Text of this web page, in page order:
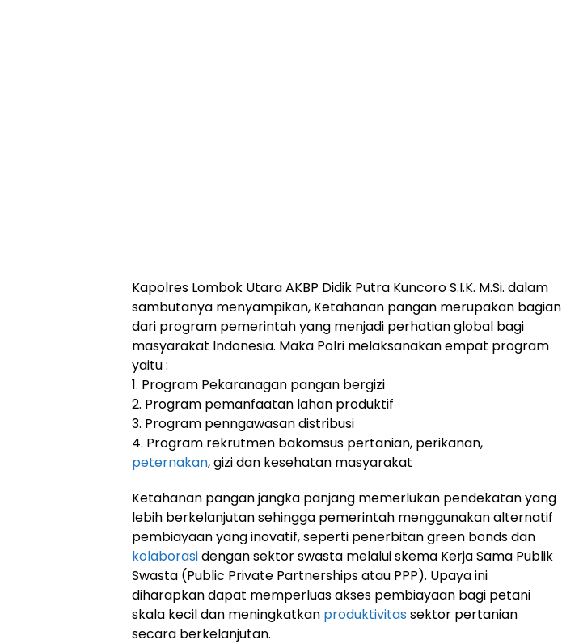
Kapolres Lombok Utara AKBP Didik Putra Kuncoro S.I.K. M.Si. dalam
sambutanya menyampikan, Ketahanan pangan merupakan bagian
dari program pemerintah yang menjadi perhatian global bagi
masyarakat Indonesia. Maka Polri melaksanakan empat program
yaitu :
1. Program Pekaranagan pangan bergizi
2. Program pemanfaatan lahan produktif
3. Program penngawasan distribusi
4. Program rekrutmen bakomsus pertanian, perikanan,
peternakan, gizi dan kesehatan masyarakat
Ketahanan pangan jangka panjang memerlukan pendekatan yang
lebih berkelanjutan sehingga pemerintah menggunakan alternatif
pembiayaan yang inovatif, seperti penerbitan green bonds dan
kolaborasidengan sektor swasta melalui skema Kerja Sama Publik
Swasta (Public Private Partnerships atau PPP). Upaya ini
diharapkan dapat memperluas akses pembiayaan bagi petani
skala kecil dan meningkatkan produktivitas sektor pertanian
secara berkelanjutan.